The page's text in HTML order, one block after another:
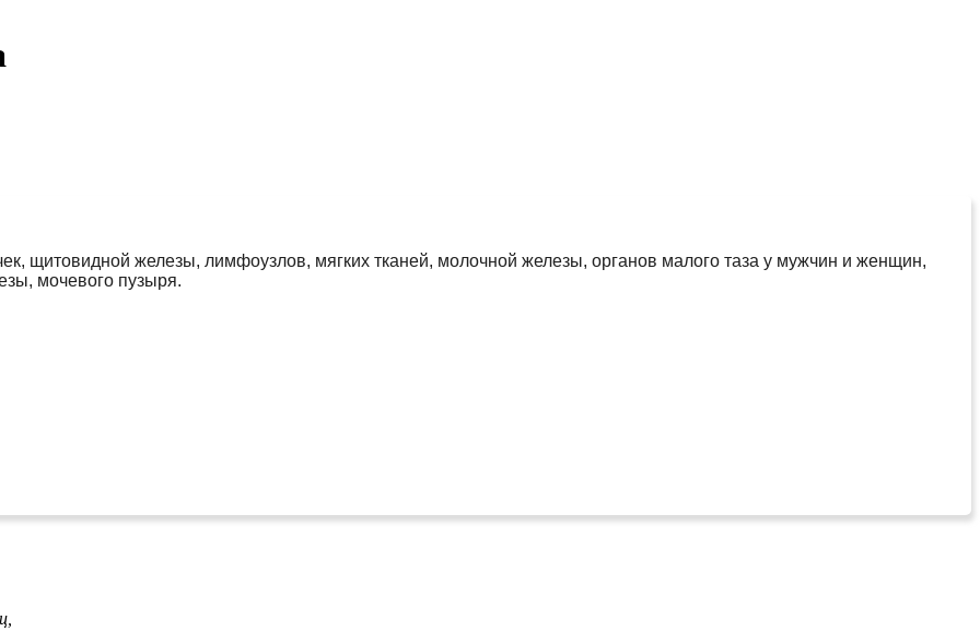
щитовидной железы, лимфоузлов, мягких тканей, молочной железы, органов малого таза у мужчин и женщин,
мочевого пузыря.